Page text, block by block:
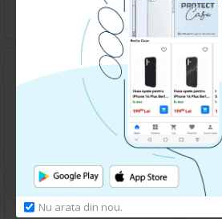
Nu arata din nou.
CUMPARA